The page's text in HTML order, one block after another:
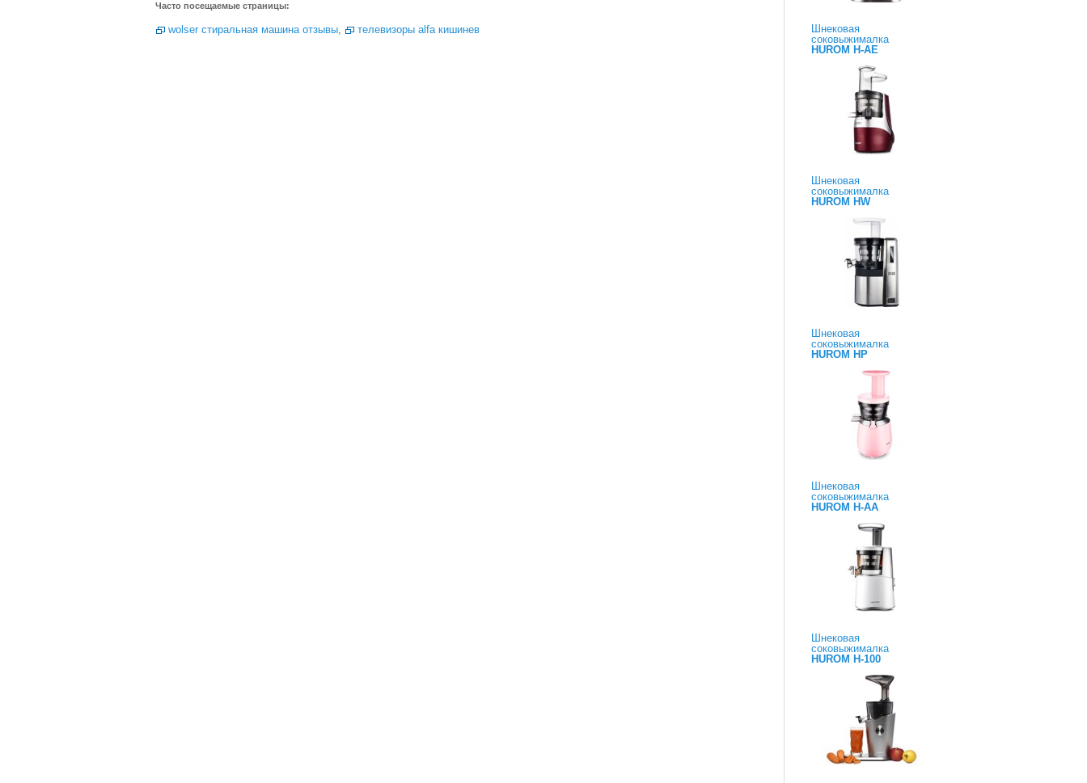
Часто посещаемые страницы:
wolser стиральная машина отзывы, телевизоры alfa кишинев
Шнековая
соковыжималка
HUROM H-AE
Шнековая
соковыжималка
HUROM HW
Шнековая
соковыжималка
HUROM HP
Шнековая
соковыжималка
HUROM H-AA
Шнековая
соковыжималка
HUROM H-100